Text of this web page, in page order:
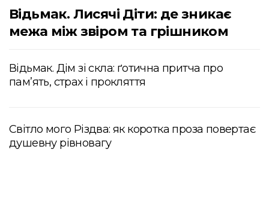
Відьмак. Лисячі Діти: де зникає
межа між звіром та грішником
Відьмак. Дім зі скла: ґотична притча про
пам’ять, страх і прокляття
Світло мого Різдва: як коротка проза повертає
душевну рівновагу